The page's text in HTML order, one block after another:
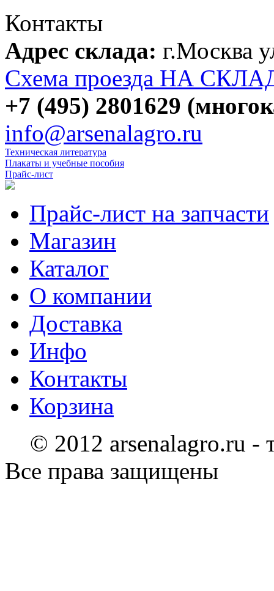
Контакты
Адрес склада: г.Москва
Схема проезда НА
+7 (495) 2801629
info@arsenalagro.ru
Техническая литература
Плакаты и учебные пособия
Прайс-лист
Прайс-лист на запчасти
Магазин
Каталог
О компании
Доставка
Инфо
Контакты
Корзина
© 2012 arsenalagro.ru -
Все права защищены